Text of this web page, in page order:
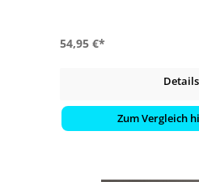
54,95 €*
Details
Zum Vergleich